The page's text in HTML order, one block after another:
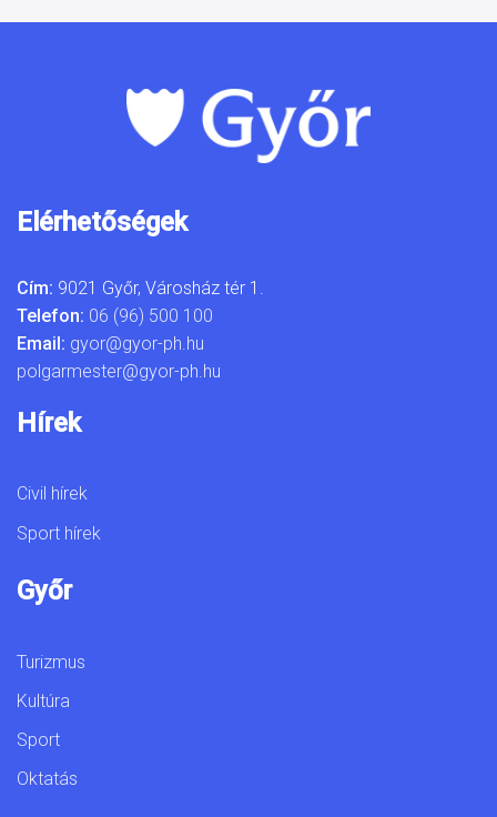
Elérhetőségek
Cím: 9021 Győr, Városház tér 1.
Telefon: 06 (96) 500 100
Email: gyor@gyor-ph.hu
polgarmester@gyor-ph.hu
Hírek
Civil hírek
Sport hírek
Győr
Turizmus
Kultúra
Sport
Oktatás